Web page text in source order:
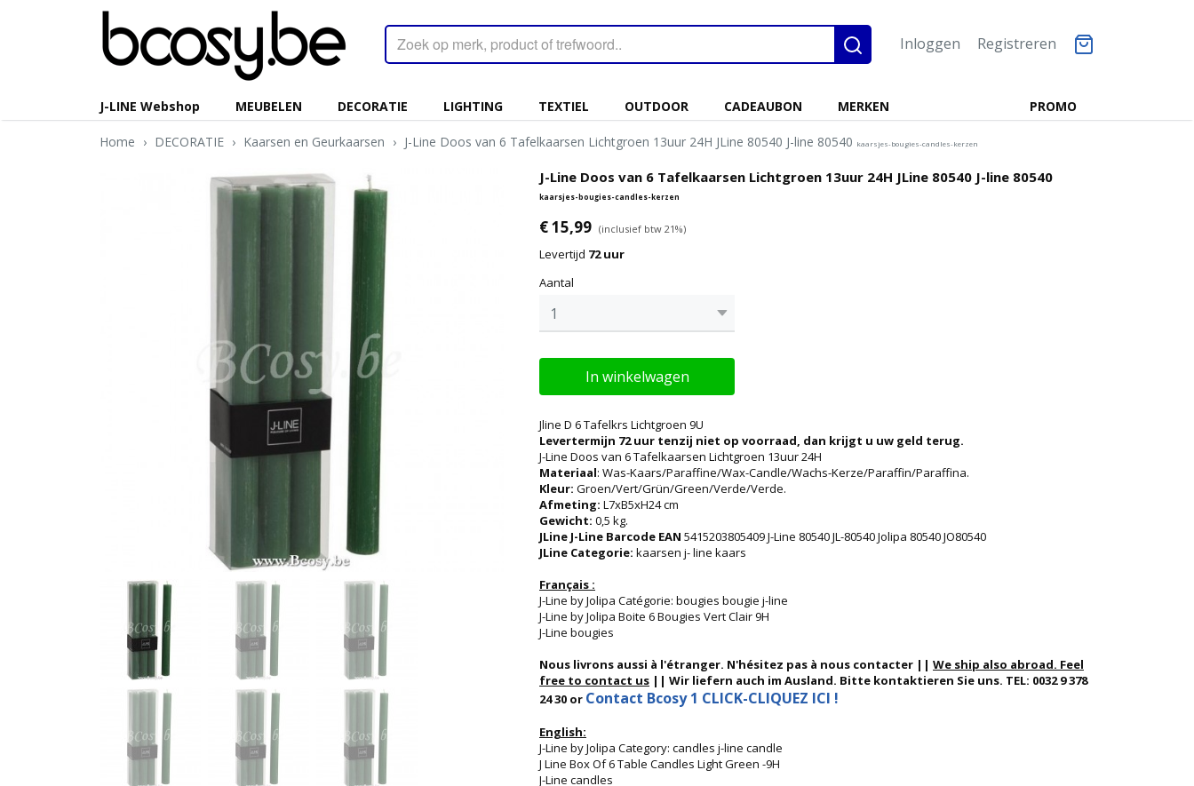
Inloggen Registreren
PROMO
J-LINE Webshop MEUBELEN DECORATIE LIGHTING TEXTIEL OUTDOOR CADEAUBON MERKEN
Home › DECORATIE › Kaarsen en Geurkaarsen › J-Line Doos van 6 Tafelkaarsen Lichtgroen 13uur 24H JLine 80540 J-line 80540 kaarsjes-bougies-candles-kerzen
J-Line Doos van 6 Tafelkaarsen Lichtgroen 13uur 24H JLine 80540 J-line 80540
kaarsjes-bougies-candles-kerzen
€ 15,99 (inclusief btw 21%)
Levertijd 72 uur
Aantal
In winkelwagen
Jline D 6 Tafelkrs Lichtgroen 9U
Levertermijn 72 uur tenzij niet op voorraad, dan krijgt u uw geld terug.
J-Line Doos van 6 Tafelkaarsen Lichtgroen 13uur 24H
Materiaal: Was-Kaars/Paraffine/Wax-Candle/Wachs-Kerze/Paraffin/Paraffina.
Kleur: Groen/Vert/Grün/Green/Verde/Verde.
Afmeting: L7xB5xH24 cm
Gewicht: 0,5 kg.
JLine J-Line Barcode EAN 5415203805409 J-Line 80540 JL-80540 Jolipa 80540 JO80540
JLine Categorie: kaarsen j- line kaars
Français :
J-Line by Jolipa Catégorie: bougies bougie j-line
J-Line by Jolipa Boite 6 Bougies Vert Clair 9H
J-Line bougies
Nous livrons aussi à l'étranger. N'hésitez pas à nous contacter || We ship also abroad. Feel
free to contact us || Wir liefern auch im Ausland. Bitte kontaktieren Sie uns. TEL: 0032 9 378
24 30 or Contact Bcosy 1 CLICK-CLIQUEZ ICI !
English:
J-Line by Jolipa Category: candles j-line candle
J Line Box Of 6 Table Candles Light Green -9H
J-Line candles